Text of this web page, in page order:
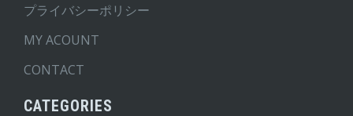
プライバシーポリシー
MY ACOUNT
CONTACT
CATEGORIES